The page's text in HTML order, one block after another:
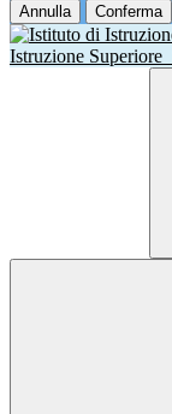
Annulla Conferma
Istruzione Superiore